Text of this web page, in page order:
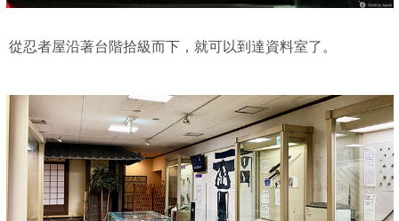
從忍者屋沿著台階拾級而下，就可以到達資料室了。